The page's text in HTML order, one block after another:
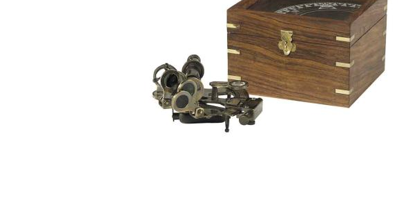
Möbel und Anrichten Tischuhren
Wanduhren